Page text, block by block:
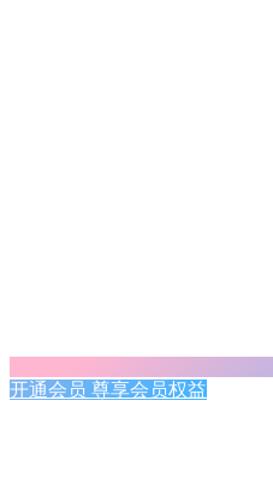
开通会员 尊享会员权益